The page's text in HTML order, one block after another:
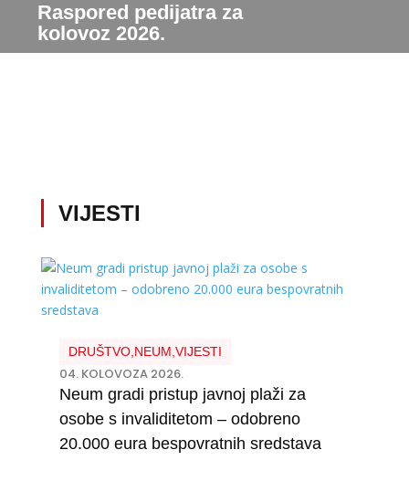
Raspored pedijatra za
kolovoz 2026.
VIJESTI
DRUŠTVO, NEUM VIJESTI
04. KOLOVOZA 2026.
Neum gradi pristup javnoj plaži za
osobe s invaliditetom – odobreno
20.000 eura bespovratnih sredstava